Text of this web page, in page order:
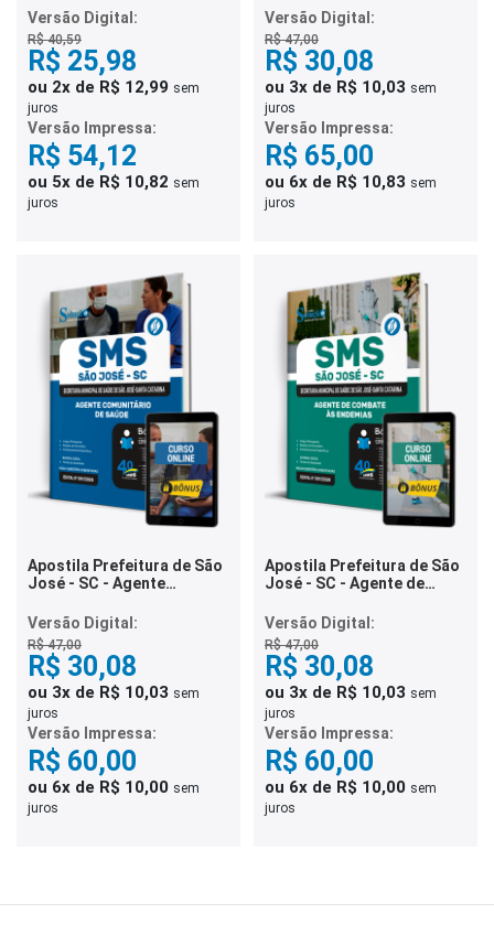
Versão Digital:
R$ 40,59
R$ 25,98
ou 2x de R$ 12,99 sem
juros
Versão Impressa:
R$ 54,12
ou 5x de R$ 10,82 sem
juros
Versão Digital:
R$ 47,00
R$ 30,08
ou 3x de R$ 10,03 sem
juros
Versão Impressa:
R$ 65,00
ou 6x de R$ 10,83 sem
juros
Apostila Prefeitura de São
José - SC - Agente
Versão Digital:
R$ 47,00
R$ 30,08
ou 3x de R$ 10,03 sem
juros
Versão Impressa:
R$ 60,00
ou 6x de R$ 10,00 sem
juros
Apostila Prefeitura de São
José - SC - Agente de
Versão Digital:
R$ 47,00
R$ 30,08
ou 3x de R$ 10,03 sem
juros
Versão Impressa:
R$ 60,00
ou 6x de R$ 10,00 sem
juros